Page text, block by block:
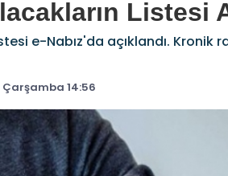
Listesi
e-Nabız'da açıklandı.
Çarşamba 14:56